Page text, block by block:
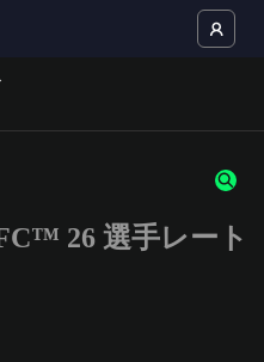
字を入力してください。
26 選手レート